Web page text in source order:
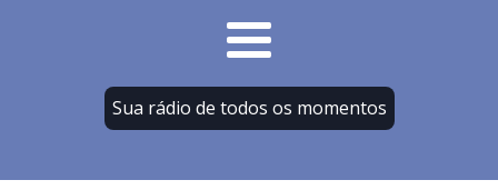
Sua rádio de todos os momentos